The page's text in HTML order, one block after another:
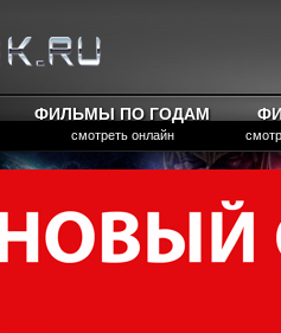
ФИЛЬМЫ ПО ГОДАМ
смотреть онлайн